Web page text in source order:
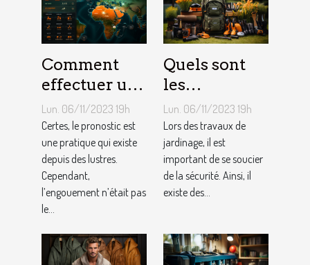
Comment
effectuer un
pronostic en
ligne ?
Lun. 06/11/2023 19h
Certes, le pronostic est
une pratique qui existe
depuis des lustres.
Cependant,
l’engouement n’était pas
le...
Quels sont
les
équipements
pour le
jardinage ?
Lun. 06/11/2023 19h
Lors des travaux de
jardinage, il est
important de se soucier
de la sécurité. Ainsi, il
existe des...